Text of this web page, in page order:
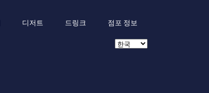
디저트 드링크 점포 정보